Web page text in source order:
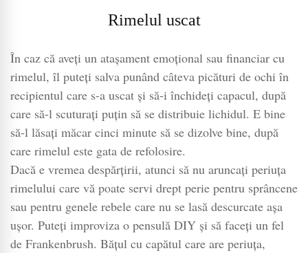
Rimelul uscat
În caz că aveți un atașament emoțional sau financiar cu
rimelul, îl puteți salva punând câteva picături de ochi în
recipientul care s-a uscat și să-i închideți capacul, după
care să-l scuturați puțin să se distribuie lichidul. E bine
să-l lăsați măcar cinci minute să se dizolve bine, după
care rimelul este gata de refolosire.
Dacă e vremea despărțirii, atunci să nu aruncați periuța
rimelului care vă poate servi drept perie pentru sprâncene
sau pentru genele rebele care nu se lasă descurcate așa
ușor. Puteți improviza o pensulă DIY și să faceți un fel
de Frankenbrush. Bățul cu capătul care are periuța,